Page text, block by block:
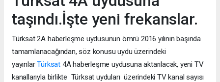
taşındı.İşte yeni frekanslar.
Türksat 2A haberleşme uydusunun ömrü 2016 yılının başında
tamamlanacağından, söz konusu uydu üzerindeki
yayınlarTürksat4A haberleşme uydusuna aktarılacak, yeni TV
kanallarıyla birlikte Türksat uyduları üzerindeki TV kanal sayısı